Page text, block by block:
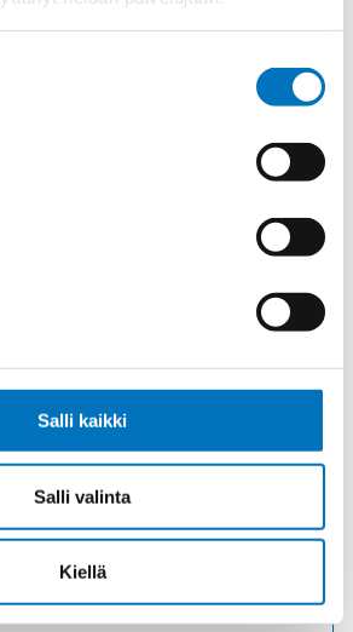
Salli kaikki
Salli valinta
Kiellä
PVC UL/CSA 14X0,34 (AWG22)
Ketjukaapeli KAWEFLEX 6410 SK-C-
PVC UL/CSA 5X0,25 (AWG24)